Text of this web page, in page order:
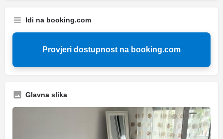
Idi na booking.com
Provjeri dostupnost na booking.com
Glavna slika